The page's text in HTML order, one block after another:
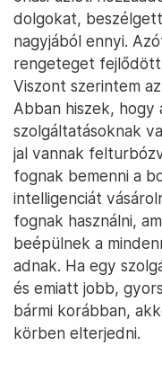
dolgokat,
nagyjából ennyi.
rengeteget
Viszont szerintem
Abban hiszek, hogy
szolgáltatásoknak
jal vannak
fognak bemenni a
intelligenciát
fognak használni,
beépülnek a
adnak. Ha egy
és emiatt jobb,
bármi korábban,
körben elterjedni.